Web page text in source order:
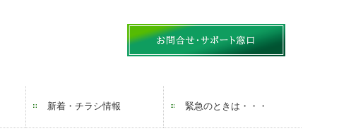
新着・チラシ情報 緊急のときは・・・